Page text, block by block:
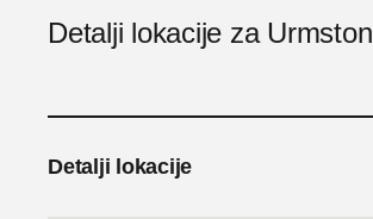
Detalji lokacije za Urmston
Detalji lokacije